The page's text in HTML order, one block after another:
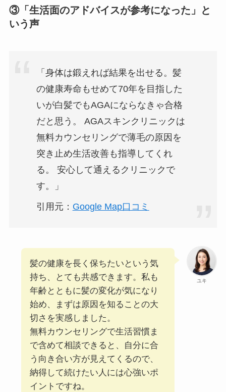
③「生活面のアドバイスが参考になった」と
いう声
「身体は鍛えれば結果を出せる。髪
の健康寿命もせめて70年を目指した
いが白髪でもAGAにならなきゃ合格
だと思う。 AGAスキンクリニックは
無料カウンセリングで薄毛の原因を
突き止め生活改善も指導してくれ
る。 安心して通えるクリニックで
す。」
引用元： Google Map口コミ
ユキ
髪の健康を長く保ちたいという気
持ち、とても共感できます。私も
年齢とともに髪の変化が気になり
始め、まずは原因を知ることの大
切さを実感しました。
無料カウンセリングで生活習慣ま
で含めて相談できると、自分に合
う向き合い方が見えてくるので、
納得して続けたい人には心強いポ
イントですね。